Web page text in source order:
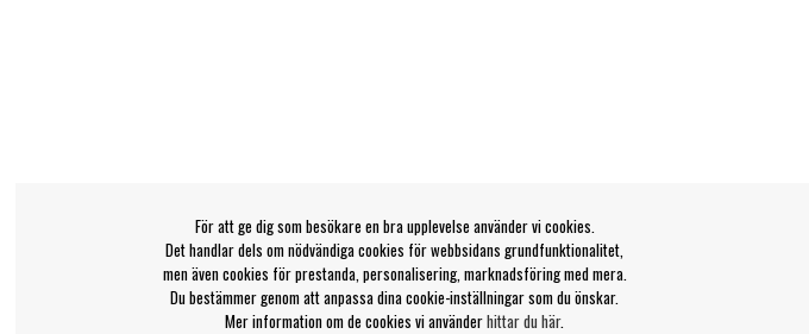
För att ge dig som besökare en bra upplevelse använder vi cookies.
Det handlar dels om nödvändiga cookies för webbsidans grundfunktionalitet,
men även cookies för prestanda, personalisering, marknadsföring med mera.
Du bestämmer genom att anpassa dina cookie-inställningar som du önskar.
Mer information om de cookies vi använderhittar du här.